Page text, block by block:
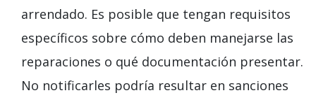
arrendado. Es posible que tengan requisitos
específicos sobre cómo deben manejarse las
reparaciones o qué documentación presentar.
No notificarles podría resultar en sanciones